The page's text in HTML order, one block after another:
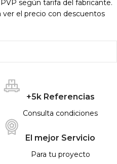
según tarifa del fabricante.
ver el precio con descuentos
+5k Referencias
Consulta condiciones
El mejor Servicio
Para tu proyecto